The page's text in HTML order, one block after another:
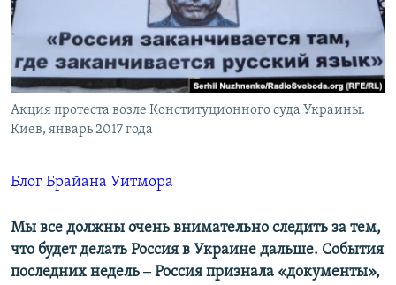
ПОБЕДИТЕЛЕЙ НЕ СУДЯТ?
КРЫМ.НЕПОКОРЕННЫЙ
ELIFBE
УКРАИНСКАЯ ПРОБЛЕМА КРЫМА
Все сайты RFE/RL
Акция протеста возле Конституционного суда Украины.
Киев, январь 2017 года
Блог Брайана Уитмора
Мы все должны очень внимательно следить за тем,
что будет делать Россия в Украине дальше. События
последних недель ‒ Россия признала «документы»,